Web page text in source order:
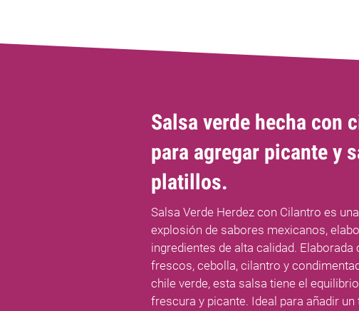
Salsa verde hecha con
para agregar picante y
platillos.
Salsa Verde Herdez con Cilantro es
explosión de sabores mexicanos,
ingredientes de alta calidad.
frescos, cebolla, cilantro y
chile verde, esta salsa tiene el
frescura y picante. Ideal para añadir un